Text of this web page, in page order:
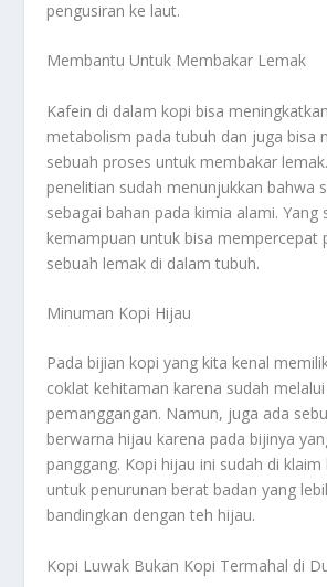
pengusiran ke laut.
Membantu Untuk Membakar Lemak
Kafein di dalam kopi bisa
metabolism pada tubuh dan juga bisa
sebuah proses untuk membakar
penelitian sudah menunjukkan bahwa
sebagai bahan pada kimia alami. Yang
kemampuan untuk bisa mempercepat
sebuah lemak di dalam tubuh.
Minuman Kopi Hijau
Pada bijian kopi yang kita kenal
coklat kehitaman karena sudah
pemanggangan. Namun, juga ada
berwarna hijau karena pada bijinya
panggang. Kopi hijau ini sudah di
untuk penurunan berat badan yang
bandingkan dengan teh hijau.
Kopi Luwak Bukan Kopi Termahal di